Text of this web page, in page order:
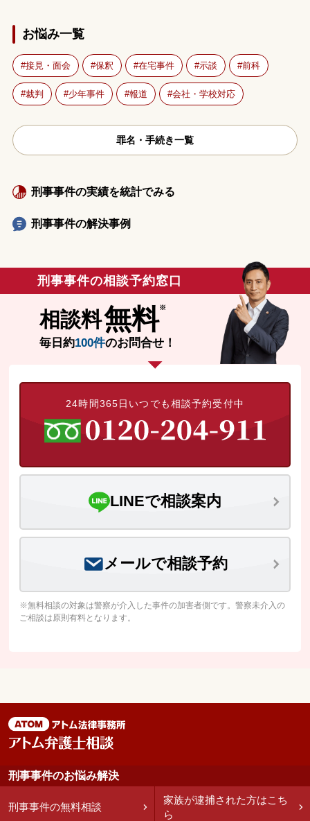
お悩み一覧
接見・面会 保釈 在宅事件 示談 前科
裁判 少年事件 報道 会社・学校対応
罪名・手続き一覧
刑事事件の実績を統計でみる
刑事事件の解決事例
刑事事件の相談予約窓口
相談料無料
毎日約100件のお問合せ！
24時間365日いつでも相談予約受付中
LINEで相談案内
メールで相談予約
※無料相談の対象は警察が介入した事件の加害者側です。警察未介入の
ご相談は原則有料となります。
刑事事件のお悩み解決
刑事事件の無料相談
家族が逮捕された方はこち
ら